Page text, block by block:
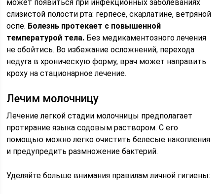
может появиться при инфекционных заболеваниях
слизистой полости рта: герпесе, скарлатине, ветряной
оспе. Болезнь протекает с повышенной
температурой тела. Без медикаментозного лечения
не обойтись. Во избежание осложнений, перехода
недуга в хроническую форму, врач может направить
кроху на стационарное лечение.
Лечим молочницу
Лечение легкой стадии молочницы предполагает
протирание языка содовым раствором. С его
помощью можно легко очистить белесые накопления
и предупредить размножение бактерий.
Уделяйте больше внимания правилам личной гигиены: